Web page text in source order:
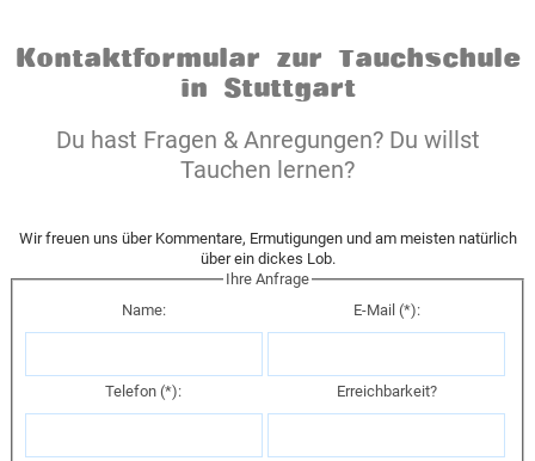
Kontaktformular zur Tauchschule
in Stuttgart
Du hast Fragen & Anregungen? Du willst
Tauchen lernen?
Wir freuen uns über Kommentare, Ermutigungen und am meisten natürlich
über ein dickes Lob.
Ihre Anfrage
Name:
Telefon (*):
E-Mail (*):
Erreichbarkeit?